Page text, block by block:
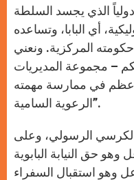
الذي يجسد السلطة
أي البابا، وتساعده
حكومته المركزية. ونعني
لكم – مجموعة المديريات
في ممارسة مهمته
الرعوية السامية”.
الرسولي، وعلى
حق النيابة البابوية
وهو استقبال السفراء